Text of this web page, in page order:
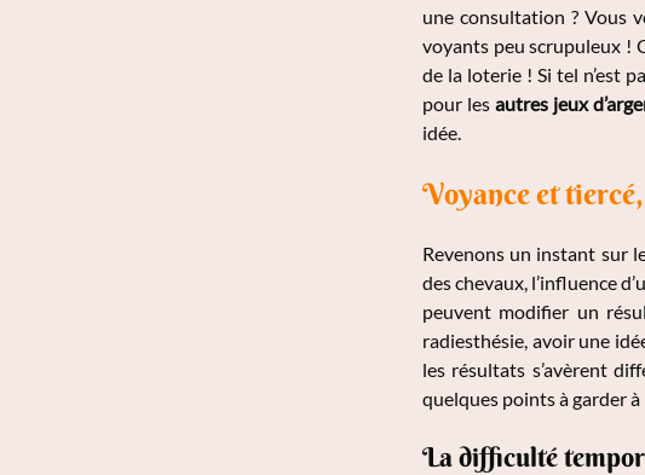
une consultation ? Vous
voyants peu scrupuleux !
de la loterie ! Si tel n’est
pour les autres jeux
idée.
Voyance et
Revenons un instant sur
des chevaux, l’influence
peuvent modifier un
radiesthésie, avoir une
les résultats s’avèrent
quelques points à garder
La difficulté